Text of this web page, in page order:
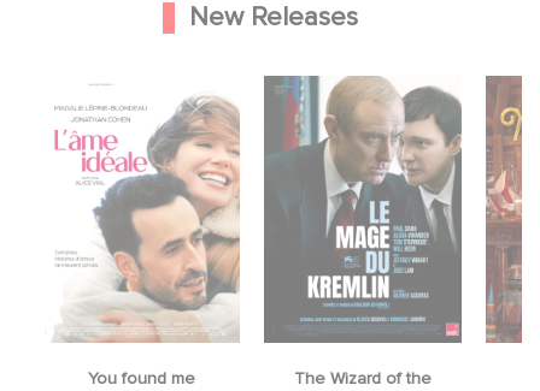
New Releases
You found me
The Wizard of the